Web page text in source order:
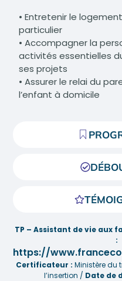
• Entretenir le
particulier
• Accompagner la
activités essentielles
ses projets
• Assurer le relai du
l’enfant à domicile
TP – Assistant de vie aux
:
https://
Certificateur : Ministère du
l’insertion / Date de